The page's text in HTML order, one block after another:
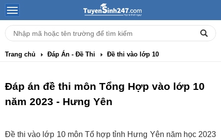
Trang chủ Đáp Án - Đề Thi Đề thi vào lớp 10
Đáp án đề thi môn Tổng Hợp vào lớp 10
năm 2023 - Hưng Yên
Đề thi vào lớp 10 môn Tổ hợp tỉnh Hưng Yên năm học 2023